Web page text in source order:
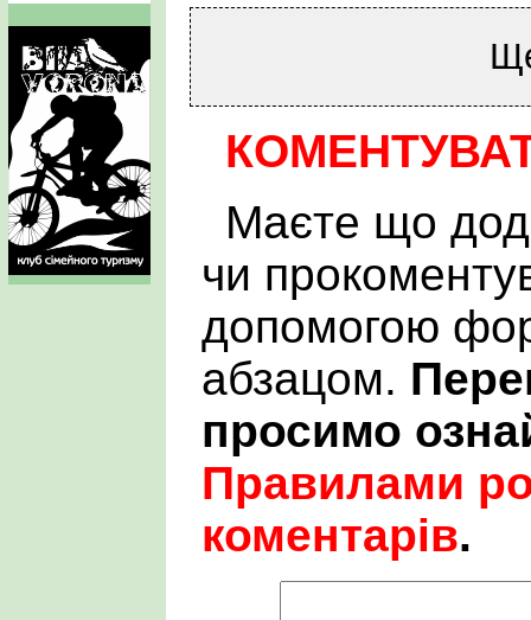
Маєте що
чи
допомогою
абзацом.
просимо
Правилами
коментарів.